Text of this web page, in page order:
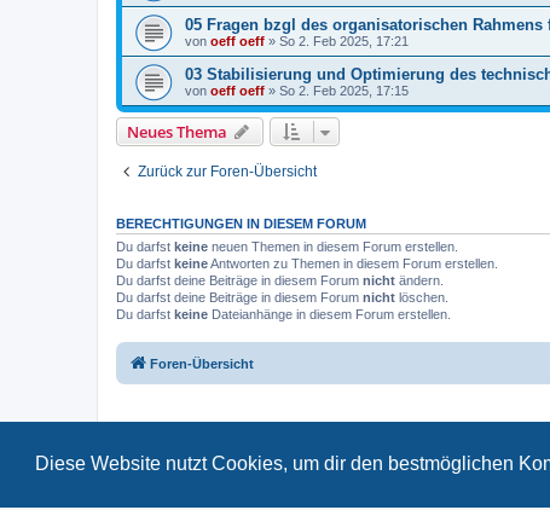
Diese Website nutzt Cookies, um dir den bestmöglichen
05 Fragen bzgl des organisatorischen Rahmens
von oeff oeff » So 2. Feb 2025, 17:21
03 Stabilisierung und Optimierung des
von oeff oeff » So 2. Feb 2025, 17:15
Neues Thema
Zurück zur Foren-Übersicht
BERECHTIGUNGEN IN DIESEM FORUM
Du darfst keine neuen Themen in diesem Forum erstellen.
Du darfst keineAntworten zu Themen in diesem Forum erstellen.
Du darfst deine Beiträge in diesem Forum nicht ändern.
Du darfst deine Beiträge in diesem Forum nicht löschen.
Du darfst keine Dateianhänge in diesem Forum erstellen.
Foren-Übersicht